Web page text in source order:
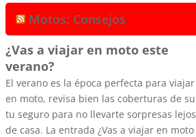
Motos: Consejos
¿Vas a viajar en moto este
verano?
El verano es la época perfecta para viajar
en moto, revisa bien las coberturas de su
tu seguro para no llevarte sorpresas lejos
de casa. La entrada ¿Vas a viajar en moto